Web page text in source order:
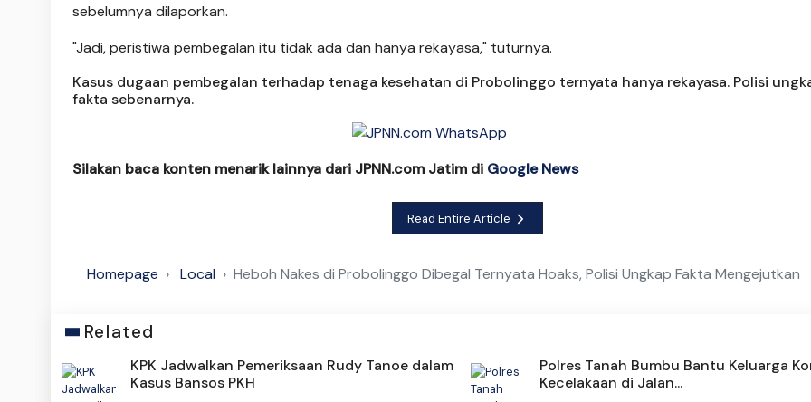
sebelumnya dilaporkan.
"Jadi, peristiwa pembegalan itu tidak ada dan hanya rekayasa," tuturnya.
Kasus dugaan pembegalan terhadap tenaga kesehatan di Probolinggo ternyata hanya rekayasa. Polisi
fakta sebenarnya.
Silakan baca konten menarik lainnya dari JPNN.com Jatim di Google News
Read Entire Article
Homepage Local Heboh Nakes di Probolinggo Dibegal Ternyata Hoaks, Polisi Ungkap Fakta Mengejutkan
Related
KPK Jadwalkan Pemeriksaan Rudy Tanoe dalam
Kasus Bansos PKH
Polres Tanah Bumbu Bantu Keluarga
Kecelakaan di Jalan...